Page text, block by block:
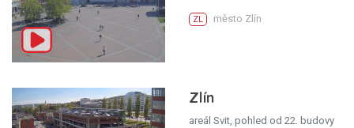
ZL město Zlín
Zlín
areál Svit, pohled od 22. budovy